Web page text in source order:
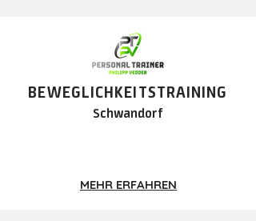
BEWEGLICHKEITSTRAINING
Schwandorf
MEHR ERFAHREN